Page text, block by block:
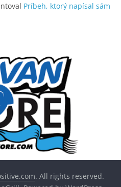
Príbeh, ktorý napísal sám
. All rights reserved.